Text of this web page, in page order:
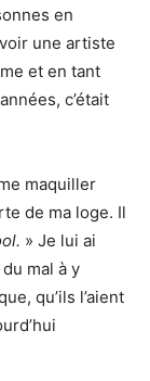
en
une artiste
et en tant
c’était
maquiller
de ma loge. Il
» Je lui ai
du mal à y
qu’ils l’aient